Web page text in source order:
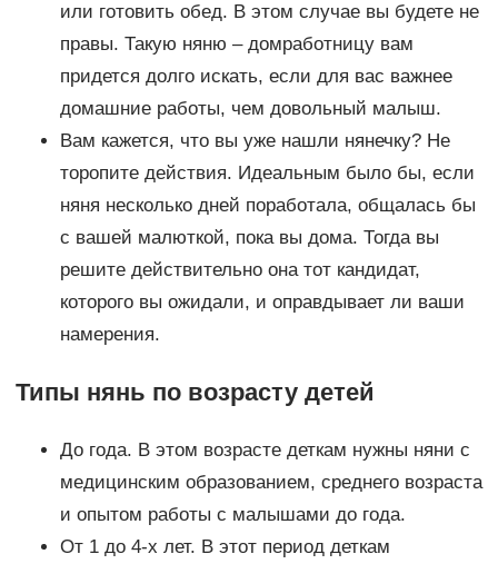
или готовить обед. В этом случае вы будете не
правы. Такую няню – домработницу вам
придется долго искать, если для вас важнее
домашние работы, чем довольный малыш.
Вам кажется, что вы уже нашли нянечку? Не
торопите действия. Идеальным было бы, если
няня несколько дней поработала, общалась бы
с вашей малюткой, пока вы дома. Тогда вы
решите действительно она тот кандидат,
которого вы ожидали, и оправдывает ли ваши
намерения.
Типы нянь по возрасту детей
До года. В этом возрасте деткам нужны няни с
медицинским образованием, среднего возраста
и опытом работы с малышами до года.
От 1 до 4-х лет. В этот период деткам